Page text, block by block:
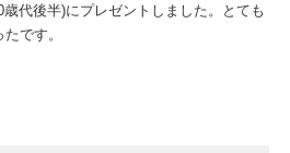
代後半)にプレゼントしました。とても
です。